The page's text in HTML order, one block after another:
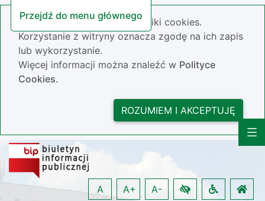
Przejdź do menu głównego
Nasza strona wykorzystuje pliki cookies.
Korzystanie z witryny oznacza zgodę na ich zapis
lub wykorzystanie.
Więcej informacji można znaleźć w Polityce
Cookies.
ROZUMIEM I AKCEPTUJĘ
A A+ A-